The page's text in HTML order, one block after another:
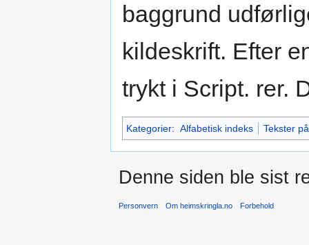
baggrund
kildeskrift. Efter
trykt i Script. rer.
Kategorier: Alfabetisk indeks Tekster
Denne siden ble sist
Personvern Om heimskringla.no Forbehold